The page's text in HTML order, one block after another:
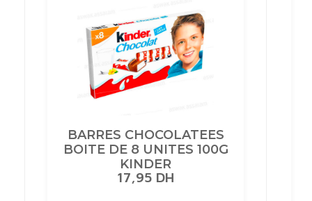
BARRES CHOCOLATEES
BOITE DE 8 UNITES 100G
KINDER
17,95 DH